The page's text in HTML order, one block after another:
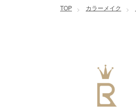
TOP カラーメイク